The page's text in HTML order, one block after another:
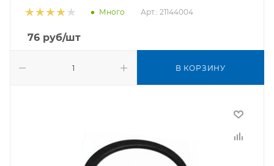
Много Арт.: 21144004
76 руб/шт
В КОРЗИНУ